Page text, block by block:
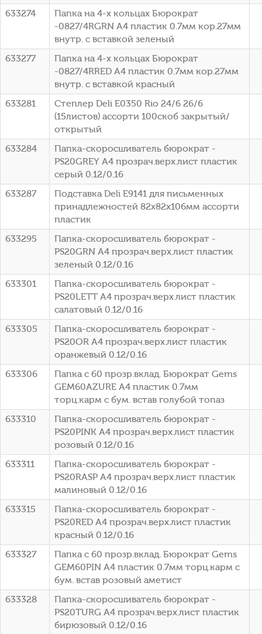
633274
Папка на 4-х кольцах Бюрократ
-0827/4RGRN A4 пластик 0.7мм кор.27мм
внутр. с вставкой зеленый
633277
Папка на 4-х кольцах Бюрократ
-0827/4RRED A4 пластик 0.7мм кор.27мм
внутр. с вставкой красный
633281
Степлер Deli E0350 Rio 24/6 26/6
(15листов) ассорти 100скоб закрытый/
открытый
633284
Папка-скоросшиватель бюрократ -
PS20GREY A4 прозрач.верх.лист пластик
серый 0.12/0.16
633287
Подставка Deli E9141 для письменных
принадлежностей 82х82х106мм ассорти
пластик
633295
Папка-скоросшиватель бюрократ -
PS20GRN A4 прозрач.верх.лист пластик
зеленый 0.12/0.16
633301
Папка-скоросшиватель бюрократ -
PS20LETT A4 прозрач.верх.лист пластик
салатовый 0.12/0.16
633305
Папка-скоросшиватель бюрократ -
PS20OR A4 прозрач.верх.лист пластик
оранжевый 0.12/0.16
633306
Папка с 60 прозр.вклад. Бюрократ Gems
GEM60AZURE A4 пластик 0.7мм
торц.карм с бум. встав голубой топаз
633310
Папка-скоросшиватель бюрократ -
PS20PINK A4 прозрач.верх.лист пластик
розовый 0.12/0.16
633311
Папка-скоросшиватель бюрократ -
PS20RASP A4 прозрач.верх.лист пластик
малиновый 0.12/0.16
633315
Папка-скоросшиватель бюрократ -
PS20RED A4 прозрач.верх.лист пластик
красный 0.12/0.16
633327
Папка с 60 прозр.вклад. Бюрократ Gems
GEM60PIN A4 пластик 0.7мм торц.карм с
бум. встав розовый аметист
633328
Папка-скоросшиватель бюрократ -
PS20TURG A4 прозрач.верх.лист пластик
бирюзовый 0.12/0.16